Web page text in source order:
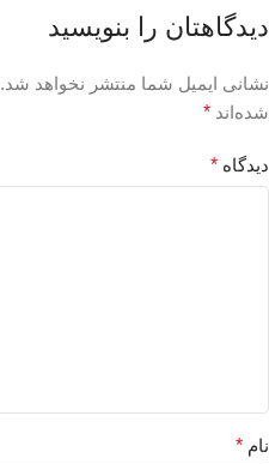
دیدگاهتان را بنویسید
نشانی ایمیل شما منتشر نخواهد شد.
شده‌اند *
دیدگاه *
نام *